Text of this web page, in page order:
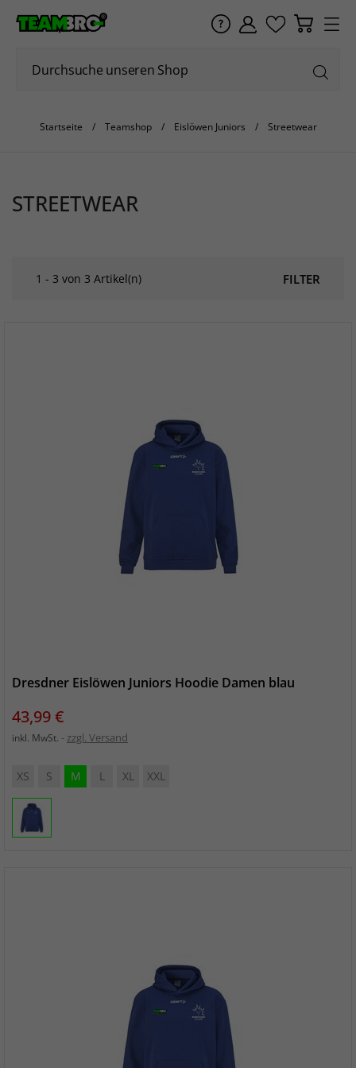
Startseite Teamshop Eislöwen Juniors Streetwear
STREETWEAR
FILTER
1 - 3 von 3 Artikel(n)
Dresdner Eislöwen Juniors Hoodie Damen blau
Preis
43,99 €
inkl. MwSt. zzgl. Versand
XS S M L XL XXL